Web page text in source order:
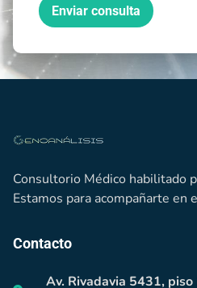
Enviar consulta
Consultorio Médico habilitado
Estamos para acompañarte en
Contacto
Av. Rivadavia 5431,